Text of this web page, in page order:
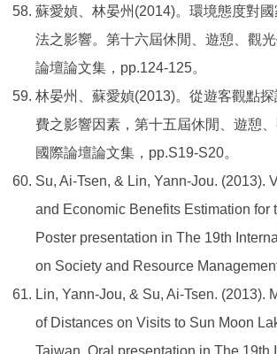
蘇愛媜、林晏州(2014)。環境態度對
法之影響。第十六屆休閒、遊憩、觀
論壇論文集，pp.124-125。
林晏州、蘇愛媜(2013)。從遊客觀點
費之影響因素，第十五屆休閒、遊憩
國際論壇論文集，pp.S19-S20。
Su, Ai-Tsen, & Lin, Yann-Jou. (2013).
and Economic Benefits Estimation for
Poster presentation in The 19th
on Society and Resource
Lin, Yann-Jou, & Su, Ai-Tsen. (2013).
of Distances on Visits to Sun Moon
Taiwan. Oral presentation in The 19th